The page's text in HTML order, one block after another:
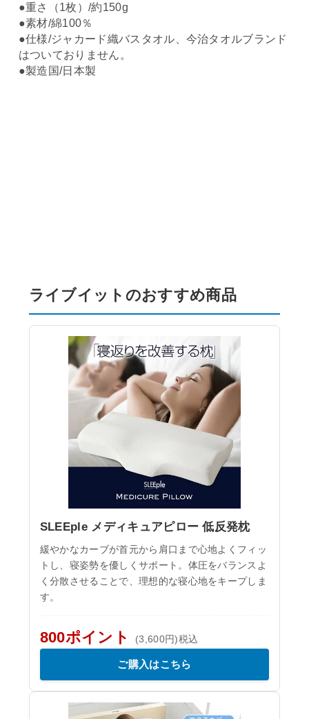
●重さ（1枚）/約150g
●素材/綿100％
●仕様/ジャカード織バスタオル、今治タオルブランド
はついておりません。
●製造国/日本製
ライブイットのおすすめ商品
SLEEple メディキュアピロー 低反発枕
緩やかなカーブが首元から肩口まで心地よくフィッ
トし、寝姿勢を優しくサポート。体圧をバランスよ
く分散させることで、理想的な寝心地をキープしま
す。
800ポイント (3,600円)税込
ご購入はこちら